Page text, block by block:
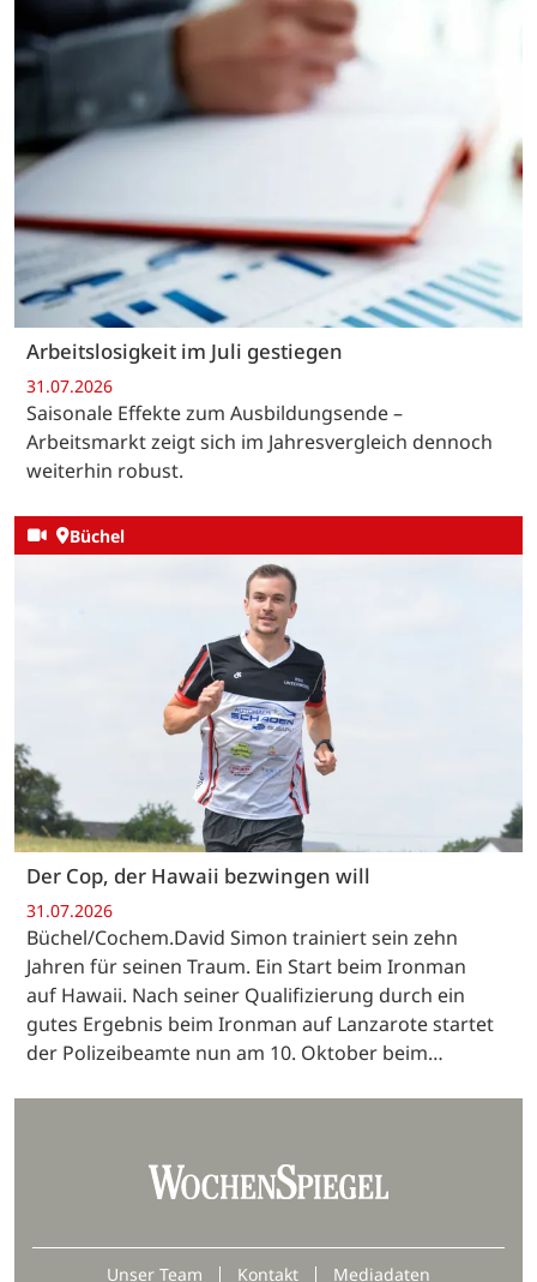
Arbeitslosigkeit im Juli gestiegen
31.07.2026
Saisonale Effekte zum Ausbildungsende –
Arbeitsmarkt zeigt sich im Jahresvergleich dennoch
weiterhin robust.
Büchel
Der Cop, der Hawaii bezwingen will
31.07.2026
Büchel/Cochem.David Simon trainiert sein zehn
Jahren für seinen Traum. Ein Start beim Ironman
auf Hawaii. Nach seiner Qualifizierung durch ein
gutes Ergebnis beim Ironman auf Lanzarote startet
der Polizeibeamte nun am 10. Oktober beim…
Unser Team Kontakt Mediadaten